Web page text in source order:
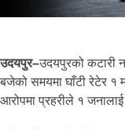
उदयपुर–उदयपुरको कटारी
बजेको समयमा घाँटी रेटेर १
आरोपमा प्रहरीले १